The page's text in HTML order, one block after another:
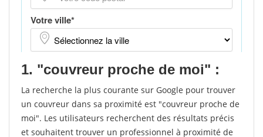
1. "couvreur proche de moi" :
La recherche la plus courante sur Google pour trouver
un couvreur dans sa proximité est "couvreur proche de
moi". Les utilisateurs recherchent des résultats précis
et souhaitent trouver un professionnel à proximité de